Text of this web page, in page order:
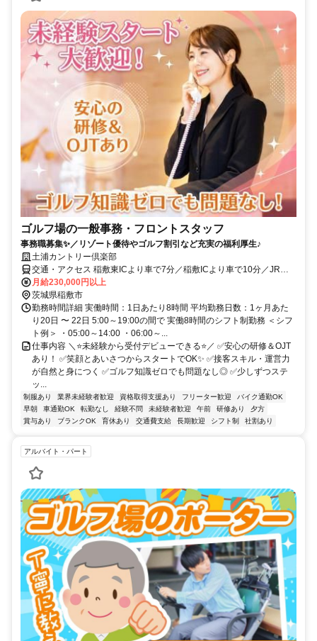
ゴルフ場の一般事務・フロントスタッフ
事務職募集✨／リゾート優待やゴルフ割引など充実の福利厚生♪
土浦カントリー倶楽部
交通・アクセス 稲敷東ICより車で7分／稲敷ICより車で10分／JR成
田線「下総神崎駅」より車で16分
月給230,000円以上
茨城県稲敷市
勤務時間詳細 実働時間：1日あたり8時間 平均勤務日数：1ヶ月あた
り20日 〜 22日 5:00～19:00の間で 実働8時間のシフト制勤務 ＜シフ
ト例＞ ・05:00～14:00 ・06:00～...
仕事内容 ＼⭐未経験から受付デビューできる⭐／ ✅安心の研修＆OJT
あり！ ✅笑顔とあいさつからスタートでOK✨ ✅接客スキル・運営力
が自然と身につく ✅ゴルフ知識ゼロでも問題なし◎ ✅少しずつステ
ッ...
制服あり 業界未経験者歓迎 資格取得支援あり フリーター歓迎
バイク通勤OK
早朝
車通勤OK 転勤なし 経験不問 未経験者歓迎 午前 研修あり
夕方
賞与あり
ブランクOK 育休あり 交通費支給 長期歓迎 シフト制 社割あり
アルバイト・パート